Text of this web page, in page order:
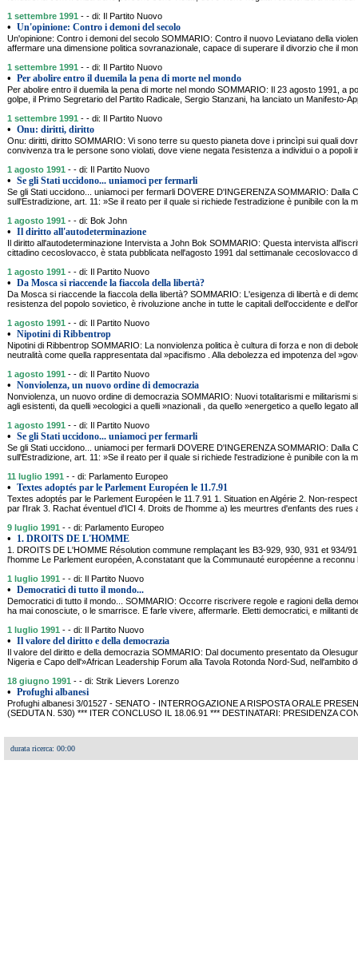
1 settembre 1991 - - di: Il Partito Nuovo
• Un'opinione: Contro i demoni del secolo
Un'opinione: Contro i demoni del secolo SOMMARIO: Contro il nuovo Leviatano della
affermare una dimensione politica sovranazionale, capace di superare il divorzio che il
1 settembre 1991 - - di: Il Partito Nuovo
• Per abolire entro il duemila la pena di morte nel mondo
Per abolire entro il duemila la pena di morte nel mondo SOMMARIO: Il 23 agosto 1991, a
golpe, il Primo Segretario del Partito Radicale, Sergio Stanzani, ha lanciato un Manifesto-
1 settembre 1991 - - di: Il Partito Nuovo
• Onu: diritti, diritto
Onu: diritti, diritto SOMMARIO: Vi sono terre su questo pianeta dove i princìpi sui quali
convivenza tra le persone sono violati, dove viene negata l'esistenza a individui o a popoli
1 agosto 1991 - - di: Il Partito Nuovo
• Se gli Stati uccidono... uniamoci per fermarli
Se gli Stati uccidono... uniamoci per fermarli DOVERE D'INGERENZA SOMMARIO: Dalla
sull'Estradizione, art. 11: »Se il reato per il quale si richiede l'estradizione è punibile con la
1 agosto 1991 - - di: Bok John
• Il diritto all'autodeterminazione
Il diritto all'autodeterminazione Intervista a John Bok SOMMARIO: Questa intervista
cittadino cecoslovacco, è stata pubblicata nell'agosto 1991 dal settimanale cecoslovacco
1 agosto 1991 - - di: Il Partito Nuovo
• Da Mosca si riaccende la fiaccola della libertà?
Da Mosca si riaccende la fiaccola della libertà? SOMMARIO: L'esigenza di libertà e di
resistenza del popolo sovietico, è rivoluzione anche in tutte le capitali dell'occidente e
1 agosto 1991 - - di: Il Partito Nuovo
• Nipotini di Ribbentrop
Nipotini di Ribbentrop SOMMARIO: La nonviolenza politica è cultura di forza e non di
neutralità come quella rappresentata dal »pacifismo . Alla debolezza ed impotenza del
1 agosto 1991 - - di: Il Partito Nuovo
• Nonviolenza, un nuovo ordine di democrazia
Nonviolenza, un nuovo ordine di democrazia SOMMARIO: Nuovi totalitarismi e militarismi
agli esistenti, da quelli »ecologici a quelli »nazionali , da quello »energetico a quello legato
1 agosto 1991 - - di: Il Partito Nuovo
• Se gli Stati uccidono... uniamoci per fermarli
Se gli Stati uccidono... uniamoci per fermarli DOVERE D'INGERENZA SOMMARIO: Dalla
sull'Estradizione, art. 11: »Se il reato per il quale si richiede l'estradizione è punibile con la
11 luglio 1991 - - di: Parlamento Europeo
• Textes adoptés par le Parlement Européen le 11.7.91
Textes adoptés par le Parlement Européen le 11.7.91 1. Situation en Algérie 2. Non-
par l'Irak 3. Rachat éventuel d'ICI 4. Droits de l'homme a) les meurtres d'enfants des rues
9 luglio 1991 - - di: Parlamento Europeo
• 1. DROITS DE L'HOMME
1. DROITS DE L'HOMME Résolution commune remplaçant les B3-929, 930, 931 et 934/
l'homme Le Parlement européen, A.constatant que la Communauté européenne a
1 luglio 1991 - - di: Il Partito Nuovo
• Democratici di tutto il mondo...
Democratici di tutto il mondo... SOMMARIO: Occorre riscrivere regole e ragioni della
ha mai conosciute, o le smarrisce. E farle vivere, affermarle. Eletti democratici, e militanti
1 luglio 1991 - - di: Il Partito Nuovo
• Il valore del diritto e della democrazia
Il valore del diritto e della democrazia SOMMARIO: Dal documento presentato da
Nigeria e Capo dell'»African Leadership Forum alla Tavola Rotonda Nord-Sud, nell'ambito
18 giugno 1991 - - di: Strik Lievers Lorenzo
• Profughi albanesi
Profughi albanesi 3/01527 - SENATO - INTERROGAZIONE A RISPOSTA ORALE
(SEDUTA N. 530) *** ITER CONCLUSO IL 18.06.91 *** DESTINATARI: PRESIDENZA
durata ricerca: 00:00